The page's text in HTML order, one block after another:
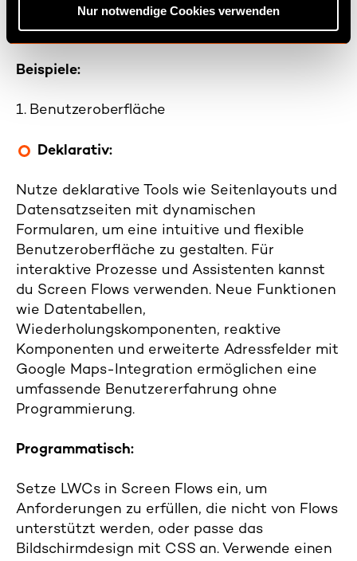
w
Nur notwendige Cookies verwenden
Komplexität, die verfügbaren Ressourcen und
die Zeit.
Beispiele:
1. Benutzeroberfläche
Deklarativ:
Nutze deklarative Tools wie Seitenlayouts und
Datensatzseiten mit dynamischen
Formularen, um eine intuitive und flexible
Benutzeroberfläche zu gestalten. Für
interaktive Prozesse und Assistenten kannst
du Screen Flows verwenden. Neue Funktionen
wie Datentabellen,
Wiederholungskomponenten, reaktive
Komponenten und erweiterte Adressfelder mit
Google Maps-Integration ermöglichen eine
umfassende Benutzererfahrung ohne
Programmierung.
Programmatisch:
Setze LWCs in Screen Flows ein, um
Anforderungen zu erfüllen, die nicht von Flows
unterstützt werden, oder passe das
Bildschirmdesign mit CSS an. Verwende einen